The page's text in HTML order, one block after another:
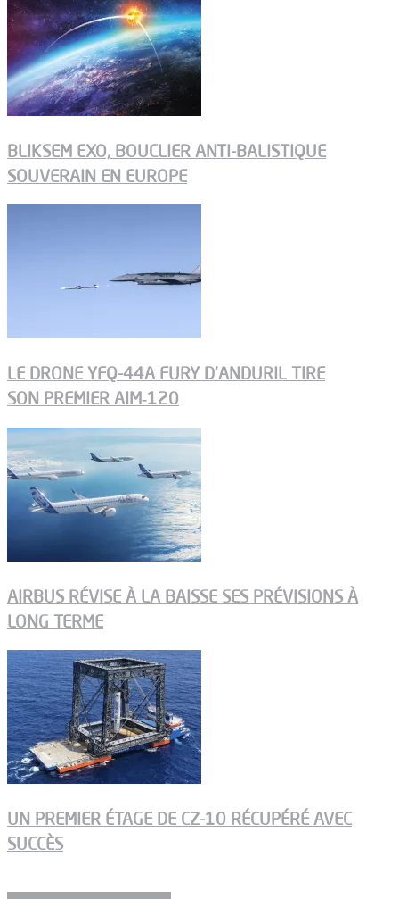
BLIKSEM EXO, BOUCLIER ANTI-BALISTIQUE
SOUVERAIN EN EUROPE
LE DRONE YFQ-44A FURY D’ANDURIL TIRE
SON PREMIER AIM‑120
AIRBUS RÉVISE À LA BAISSE SES PRÉVISIONS À
LONG TERME
UN PREMIER ÉTAGE DE CZ-10 RÉCUPÉRÉ AVEC
SUCCÈS